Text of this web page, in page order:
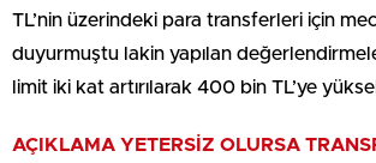
TL’nin üzerindeki para transferleri için
duyurmuştu lakin yapılan
limit iki kat artırılarak 400 bin TL’ye
AÇIKLAMA YETERSİZ OLURSA